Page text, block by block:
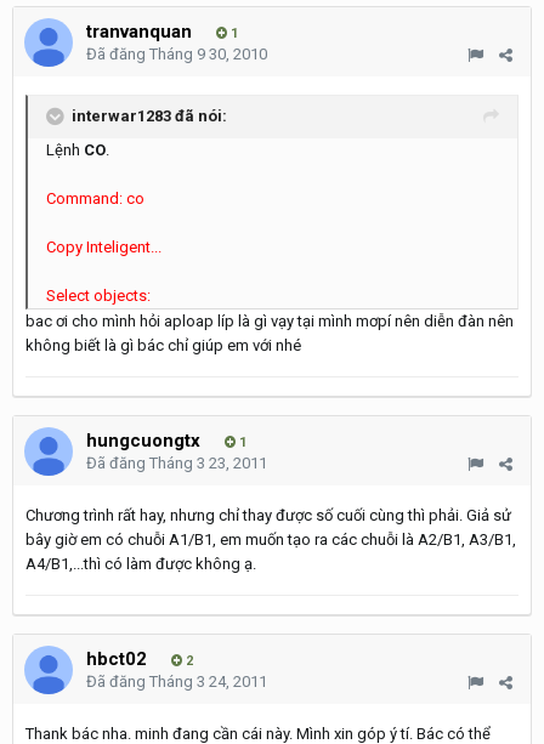
tranvanquan 1
Đã đăng Tháng 9 30, 2010
interwar1283 đã nói:
Lệnh CO.
Command: co
Copy Inteligent...
Select objects:
bac ơi cho mình hỏi aploap líp là gì vạy tại mình mơpí nên diễn đàn nên
không biết là gì bác chỉ giúp em với nhé
hungcuongtx 1
Đã đăng Tháng 3 23, 2011
Chương trình rất hay, nhưng chỉ thay được số cuối cùng thì phải. Giả sử
bây giờ em có chuỗi A1/B1, em muốn tạo ra các chuỗi là A2/B1, A3/B1,
A4/B1,...thì có làm được không ạ.
hbct02 2
Đã đăng Tháng 3 24, 2011
Thank bác nha. minh đang cần cái này. Mình xin góp ý tí. Bác có thể